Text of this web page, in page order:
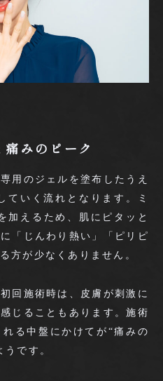
みのピーク
用のジェルを塗布したうえ
ていく流れとなります。ミ
加えるため、肌にピタッと
「じんわり熱い」「ピリピ
方が少なくありません。
回施術時は、皮膚が刺激に
じることもあります。施術
る中盤にかけてが“痛みの
です。